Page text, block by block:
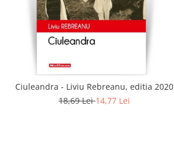
Ciuleandra - Liviu Rebreanu, editia 2020
18,69 Lei14,77 Lei